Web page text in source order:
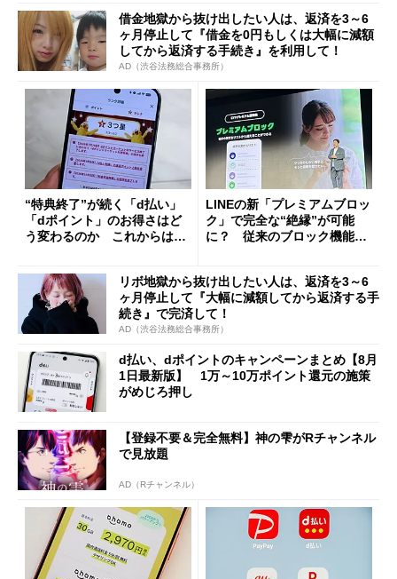
借金地獄から抜け出したい人は、返済を3～6
ヶ月停止して『借金を0円もしくは大幅に減額
してから返済する手続き』を利用して！
AD（渋谷法務総合事務所）
“特典終了”が続く「d払い」
「dポイント」のお得さはど
う変わるのか これからは
LINEの新「プレミアムブロッ
ク」で完全な“絶縁”が可能
に？ 従来のブロック機能と
リボ地獄から抜け出したい人は、返済を3～6
ヶ月停止して『大幅に減額してから返済する手
続き』で完済して！
AD（渋谷法務総合事務所）
d払い、dポイントのキャンペーンまとめ【8月
1日最新版】 1万～10万ポイント還元の施策
がめじろ押し
【登録不要＆完全無料】神の雫がRチャンネル
で見放題
AD（Rチャンネル）